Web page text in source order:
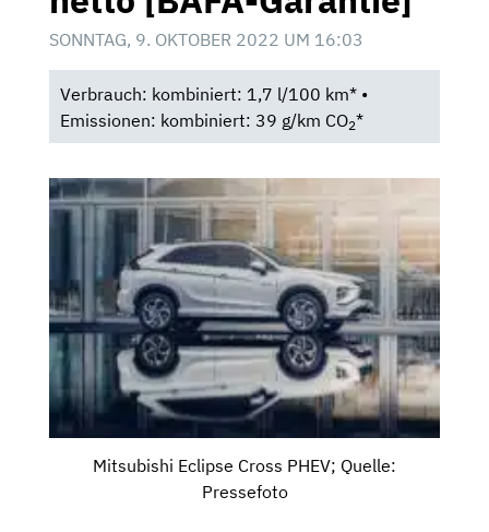
SONNTAG, 9. OKTOBER 2022 UM 16:03
Verbrauch: kombiniert: 1,7 l/100 km* •
Emissionen: kombiniert: 39 g/km CO2*
Mitsubishi Eclipse Cross PHEV; Quelle:
Pressefoto